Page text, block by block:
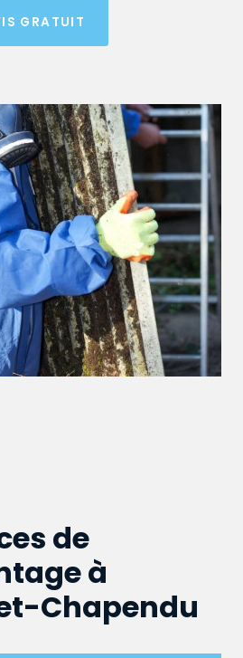
GRATUIT
de
à
Chapendu